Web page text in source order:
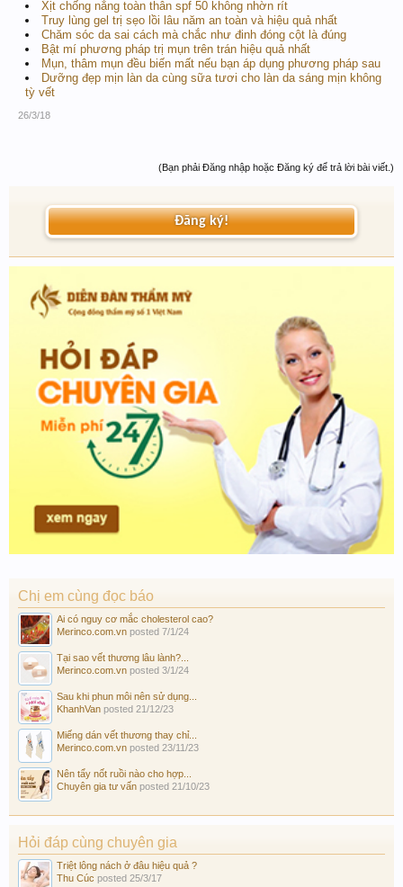
Xịt chống nắng toàn thân spf 50 không nhờn rít
Truy lùng gel trị sẹo lồi lâu năm an toàn và hiệu quả nhất
Chăm sóc da sai cách mà chắc như đinh đóng cột là đúng
Bật mí phương pháp trị mụn trên trán hiệu quả nhất
Mụn, thâm mụn đều biến mất nếu bạn áp dụng phương pháp sau
Dưỡng đẹp mịn làn da cùng sữa tươi cho làn da sáng mịn không
tỳ vết
26/3/18
(Bạn phải Đăng nhập hoặc Đăng ký để trả lời bài viết.)
Đăng ký!
Chị em cùng đọc báo
Ai có nguy cơ mắc cholesterol cao?
Merinco.com.vn posted 7/1/24
Tại sao vết thương lâu lành?...
Merinco.com.vn posted 3/1/24
Sau khi phun môi nên sử dụng...
KhanhVan posted 21/12/23
Miếng dán vết thương thay chỉ...
Merinco.com.vn posted 23/11/23
Nên tẩy nốt ruồi nào cho hợp...
Chuyên gia tư vấn posted 21/10/23
Hỏi đáp cùng chuyên gia
Triệt lông nách ở đâu hiệu quả ?
Thu Cúc posted 25/3/17